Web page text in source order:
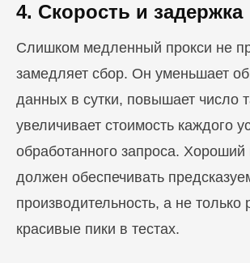
4. Скорость и задержка
Слишком медленный прокси не
замедляет сбор. Он уменьшает
данных в сутки, повышает число
увеличивает стоимость каждого
обработанного запроса. Хороший
должен обеспечивать
производительность, а не только
красивые пики в тестах.